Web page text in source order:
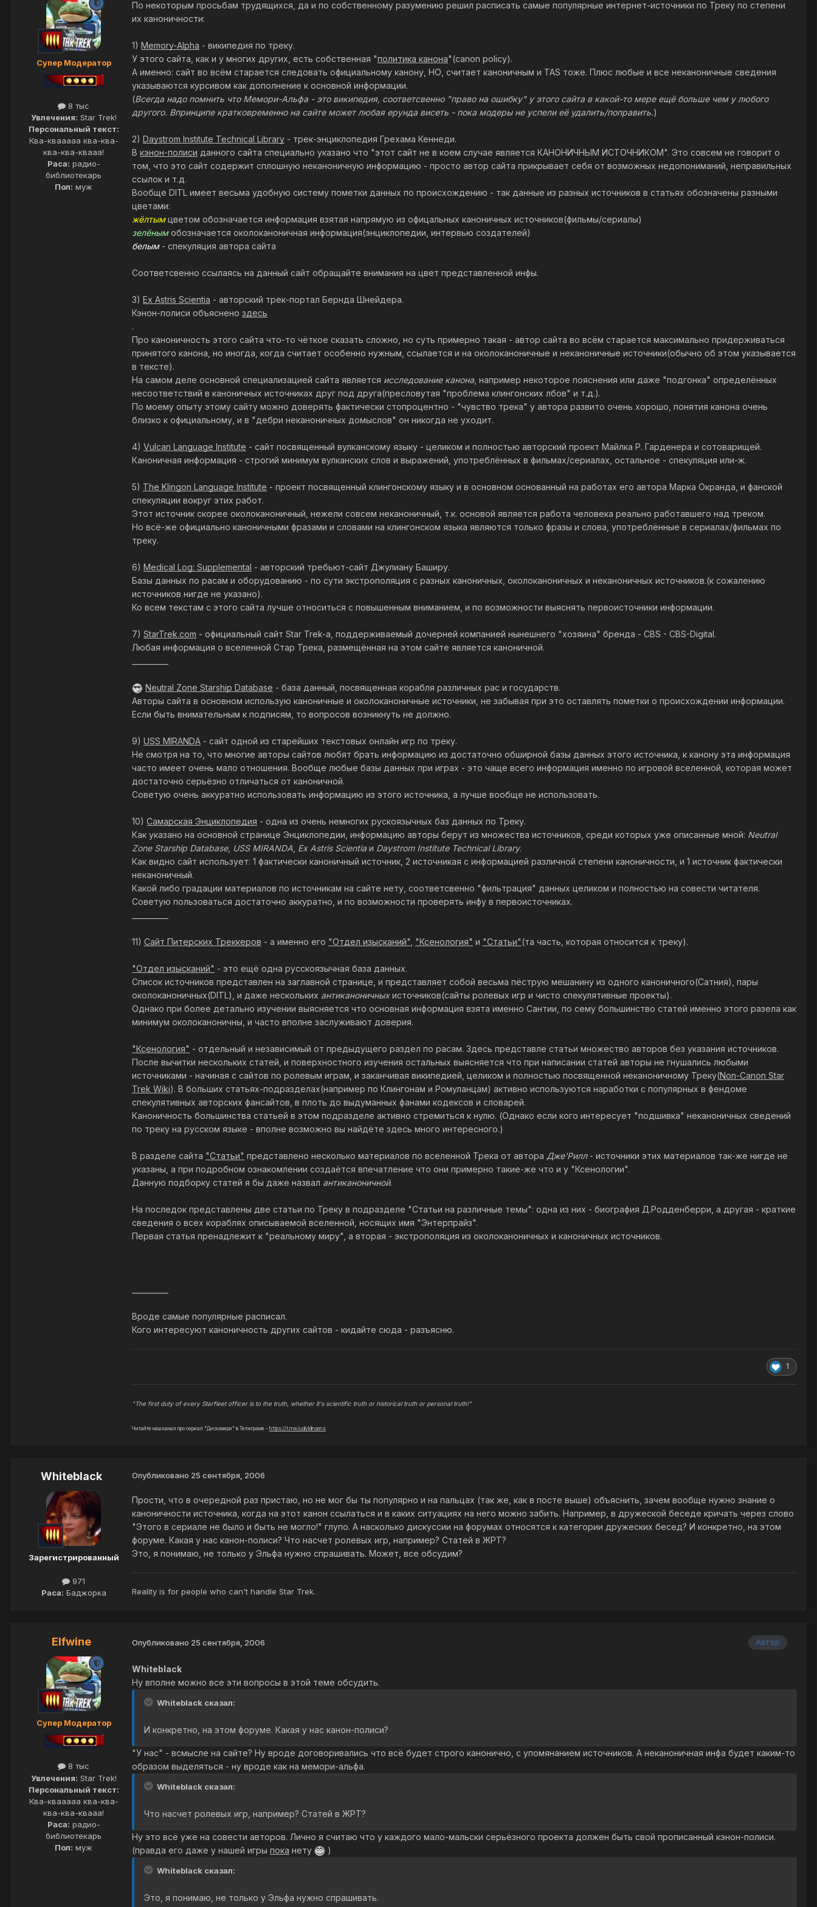
Супер Модератор
8 тыс
Увлечения: Star Trek!
Персональный текст:
Ква-квааааа ква-ква-
ква-ква-квааа!
Раса: радио-
библиотекарь
Пол: муж
По некоторым просьбам трудящихся, да и по собственному разумению решил расписать самые популярные интернет-источники по Треку по степени
их каноничности:
1) Memory-Alpha - википедия по треку.
У этого сайта, как и у многих других, есть собственная "политика канона"(canon policy).
А именно: сайт во всём старается следовать официальному канону, НО, считает каноничным и TAS тоже. Плюс любые и все неканоничные сведения
указываются курсивом как дополнение к основной информации.
(Всегда надо помнить что Мемори-Альфа - это википедия, соответсвенно "право на ошибку" у этого сайта в какой-то мере ещё больше чем у любого
другого. Впринципе кратковременно на сайте может любая ерунда висеть - пока модеры не успели её удалить/поправить.)
2) Daystrom Institute Technical Library - трек-энциклопедия Грехама Кеннеди.
В кэнон-полиси данного сайта специально указано что "этот сайт не в коем случае является КАНОНИЧНЫМ ИСТОЧНИКОМ". Это совсем не говорит о
том, что это сайт содержит сплошную неканоничную информацию - просто автор сайта прикрывает себя от возможных недопониманий, неправильных
ссылок и т.д.
Вообще DITL имеет весьма удобную систему пометки данных по происхождению - так данные из разных источников в статьях обозначены разными
цветами:
жёлтымцветом обозначается информация взятая напрямую из офицальных каноничных источников(фильмы/сериалы)
зелёнымобозначается околоканоничная информация(энциклопедии, интервью создателей)
белым- спекуляция автора сайта
Соответсвенно ссылаясь на данный сайт обращайте внимания на цвет представленной инфы.
3) Ex Astris Scientia - авторский трек-портал Бернда Шнейдера.
Кэнон-полиси объяснено здесь
.
Про каноничность этого сайта что-то чёткое сказать сложно, но суть примерно такая - автор сайта во всём старается максимально придерживаться
принятого канона, но иногда, когда считает особенно нужным, ссылается и на околоканоничные и неканоничные источники(обычно об этом указывается
в тексте).
На самом деле основной специализацией сайта является исследование канона , например некоторое пояснения или даже "подгонка" определённых
несоответствий в каноничных источниках друг под друга(пресловутая "проблема клингонских лбов" и т.д.).
По моему опыту этому сайту можно доверять фактически стопроцентно - "чувство трека" у автора развито очень хорошо, понятия канона очень
близко к официальному, и в "дебри неканоничных домыслов" он никогда не уходит.
4) Vulcan Language Institute - сайт посвященный вулканскому языку - целиком и полностью авторский проект Майлка Р. Гарденера и сотоварищей.
Каноничная информация - строгий минимум вулканских слов и выражений, употреблённых в фильмах/сериалах, остальное - спекуляция или-ж.
5) The Klingon Language Institute - проект посвященный клингонскому языку и в основном основанный на работах его автора Марка Окранда, и фанской
спекуляции вокруг этих работ.
Этот источник скорее околоканоничный, нежели совсем неканоничный, т.к. основой является работа человека реально работавшего над треком.
Но всё-же официально каноничными фразами и словами на клингонском языка являются только фразы и слова, употреблённые в сериалах/фильмах по
треку.
6) Medical Log: Supplemental - авторский требьют-сайт Джулиану Баширу.
Базы данных по расам и оборудованию - по сути экстрополяция с разных каноничных, околоканоничных и неканоничных источников.(к сожалению
источников нигде не указано).
Ко всем текстам с этого сайта лучше относиться с повышенным вниманием, и по возможности выяснять первоисточники информации.
7) StarTrek.com - официальный сайт Star Trek-а, поддерживаемый дочерней компанией нынешнего "хозяина" бренда - CBS - CBS-Digital.
Любая информация о вселенной Стар Трека, размещённая на этом сайте является каноничной.
Neutral Zone Starship Database - база данный, посвященная корабля различных рас и государств.
Авторы сайта в основном использую каноничные и околоканоничные источники, не забывая при это оставлять пометки о происхождении информации.
Если быть внимательным к подписям, то вопросов возникнуть не должно.
9) USS MIRANDA - сайт одной из старейших текстовых онлайн игр по треку.
Не смотря на то, что многие авторы сайтов любят брать информацию из достаточно обширной базы данных этого источника, к канону эта информация
часто имеет очень мало отношения. Вообще любые базы данных при играх - это чаще всего информация именно по игровой вселенной, которая может
достаточно серьёзно отличаться от каноничной.
Советую очень аккуратно использовать информацию из этого источника, а лучше вообще не использовать.
10) Самарская Энциклопедия - одна из очень немногих рускоязычных баз данных по Треку.
Как указано на основной странице Энциклопедии, информацию авторы берут из множества источников, среди которых уже описанные мной: Neutral
Zone Starship Database, USS MIRANDA Ex Astris Scientia и Daystrom Institute Technical Library.
Как видно сайт использует: 1 фактически каноничный источник, 2 источникая с информацией различной степени каноничности, и 1 источник фактически
неканоничный.
Какой либо градации материалов по источникам на сайте нету, соответсвенно "фильтрация" данных целиком и полностью на совести читателя.
Советую пользоваться достаточно аккуратно, и по возможности проверять инфу в первоисточниках.
11) Сайт Питерских Треккеров - а именно его "Отдел изысканий" "Ксенология" и "Статьи"(та часть, которая относится к треку).
"Отдел изысканий" - это ещё одна русскоязычная база данных.
Список источников представлен на заглавной странице, и представляет собой весьма пёструю мешанину из одного каноничного(Сатния), пары
околоканоничных(DITL), и даже нескольких антиканоничныхисточников(сайты ролевых игр и чисто спекулятивные проекты).
Однако при более детально изучении выясняется что основная информация взята именно Сантии, по сему большинство статей именно этого разела как
минимум околоканоничны, и часто вполне заслуживают доверия.
"Ксенология" - отдельный и независимый от предыдущего раздел по расам. Здесь представле статьи множество авторов без указания источников.
После вычитки нескольких статей, и поверхностного изучения остальных выясняется что при написании статей авторы не гнушались любыми
источниками - начиная с сайтов по ролевым играм, и заканчивая википедией, целиком и полностью посвященной неканоничному Треку(Non-Canon Star
Trek Wiki). В больших статьях-подразделах(например по Клингонам и Ромуланцам) активно используются наработки с популярных в фендоме
спекулятивных авторских фансайтов, в плоть до выдуманных фанами кодексов и словарей.
Каноничность большинства статьей в этом подразделе активно стремиться к нулю. (Однако если кого интересует "подшивка" неканоничных сведений
по треку на русском языке - вполне возможно вы найдёте здесь много интересного.)
В разделе сайта "Статьи" представлено несколько материалов по вселенной Трека от автора Дже'Рилл- источники этих материалов так-же нигде не
указаны, а при подробном ознакомлении создаётся впечатление что они примерно такие-же что и у "Ксенологии".
Данную подборку статей я бы даже назвал антиканоничной.
На последок представлены две статьи по Треку в подразделе "Статьи на различные темы": одна из них - биография Д.Родденберри, а другая - краткие
сведения о всех кораблях описываемой вселенной, носящих имя "Энтерпрайз".
Первая статья пренадлежит к "реальному миру", а вторая - экстрополяция из околоканоничных и каноничных источников.
Вроде самые популярные расписал.
Кого интересуют каноничность других сайтов - кидайте сюда - разъясню.
1
"The first duty of every Starfleet officer is to the truth, whether it's scientific truth or historical truth or personal truth!"
Читайте наш канал про сериал "Дискавери" в Телеграме - https://t.me/uglyklingons
Whiteblack
Зарегистрированный
971
Раса: Баджорка
Опубликовано 25 сентября, 2006
Прости, что в очередной раз пристаю, но не мог бы ты популярно и на пальцах (так же, как в посте выше) объяснить, зачем вообще нужно знание о
каноничности источника, когда на этот канон ссылаться и в каких ситуациях на него можно забить. Например, в дружеской беседе кричать через слово
"Этого в сериале не было и быть не могло!" глупо. А насколько дискуссии на форумах относятся к категории дружеских бесед? И конкретно, на этом
форуме. Какая у нас канон-полиси? Что насчет ролевых игр, например? Статей в ЖРТ?
Это, я понимаю, не только у Эльфа нужно спрашивать. Может, все обсудим?
Reality is for people who can't handle Star Trek.
Elfwine
Супер Модератор
8 тыс
Увлечения: Star Trek!
Персональный текст:
Ква-квааааа ква-ква-
ква-ква-квааа!
Раса: радио-
библиотекарь
Пол: муж
Автор
Опубликовано 25 сентября, 2006
Whiteblack
Ну вполне можно все эти вопросы в этой теме обсудить.
Whiteblack сказал:
И конкретно, на этом форуме. Какая у нас канон-полиси?
"У нас" - всмысле на сайте? Ну вроде договоривались что всё будет строго канонично, с упомянанием источников. А неканоничная инфа будет каким-то
образом выделяться - ну вроде как на мемори-альфа.
Whiteblack сказал:
Что насчет ролевых игр, например? Статей в ЖРТ?
Ну это всё уже на совести авторов. Лично я считаю что у каждого мало-мальски серьёзного проекта должен быть свой прописанный кэнон-полиси.
(правда его даже у нашей игры пока нету )
Whiteblack сказал:
Это, я понимаю, не только у Эльфа нужно спрашивать.